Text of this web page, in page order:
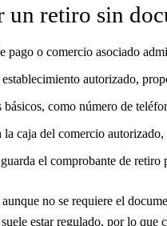
un retiro sin
pago o comercio asociado
autorizado,
básicos, como número de
caja del comercio
el comprobante de retiro
no se requiere el
estar regulado, por lo